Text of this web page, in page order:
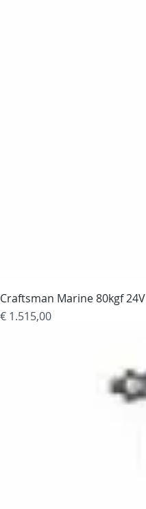
Craftsman Marine 80kgf 24V
Prijs
€ 1.515,00